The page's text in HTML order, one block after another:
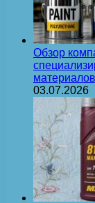
Обзор
материалов
03.07.2026